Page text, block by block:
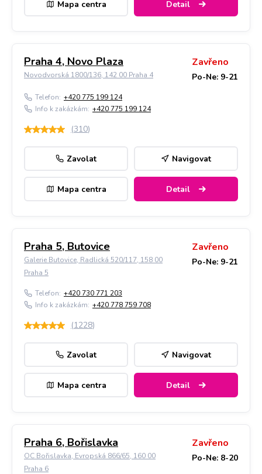
Mapa centra Detail
Praha 4, Novo Plaza
Novodvorská 1800/136, 142 00 Praha 4
Zavřeno
Po-Ne: 9-21
Telefon: +420 775 199 124
Info k zakázkám: +420 775 199 124
(310)
Zavolat Navigovat
Mapa centra Detail
Praha 5, Butovice
Galerie Butovice, Radlická 520/117, 158 00
Praha 5
Zavřeno
Po-Ne: 9-21
Telefon: +420 730 771 203
Info k zakázkám: +420 778 759 708
(1228)
Zavolat Navigovat
Mapa centra Detail
Praha 6, Bořislavka
OC Bořislavka, Evropská 866/65, 160 00
Praha 6
Zavřeno
Po-Ne: 8-20